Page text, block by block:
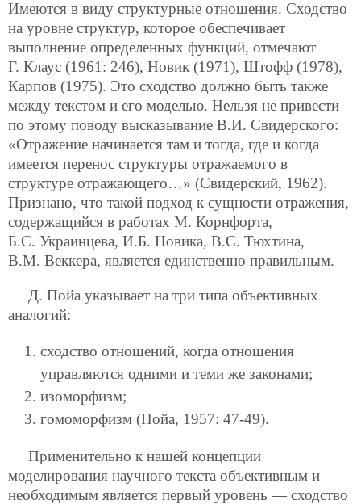
Имеются в виду структурные отношения. Сходство
на уровне структур, которое обеспечивает
выполнение определенных функций, отмечают
Г. Клаус (1961: 246), Новик (1971), Штофф (1978),
Карпов (1975). Это сходство должно быть также
между текстом и его моделью. Нельзя не привести
по этому поводу высказывание В.И. Свидерского:
«Отражение начинается там и тогда, где и когда
имеется перенос структуры отражаемого в
структуре отражающего…» (Свидерский, 1962).
Признано, что такой подход к сущности отражения,
содержащийся в работах М. Корнфорта,
Б.С. Украинцева, И.Б. Новика, В.С. Тюхтина,
В.М. Веккера, является единственно правильным.
Д. Пойа указывает на три типа объективных
аналогий:
сходство отношений, когда отношения
управляются одними и теми же законами;
изоморфизм;
гомоморфизм (Пойа, 1957: 47-49).
Применительно к нашей концепции
моделирования научного текста объективным и
необходимым является первый уровень — сходство